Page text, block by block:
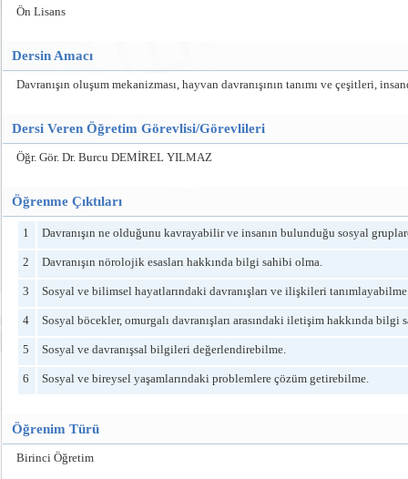
Ön Lisans
Dersin Amacı
Davranışın oluşum mekanizması, hayvan davranışının tanımı ve çeşitleri,
Dersi Veren Öğretim Görevlisi/Görevlileri
Öğr. Gör. Dr. Burcu DEMİREL YILMAZ
Öğrenme Çıktıları
1 Davranışın ne olduğunu kavrayabilir ve insanın bulunduğu sosyal
2 Davranışın nörolojik esasları hakkında bilgi sahibi olma.
3 Sosyal ve bilimsel hayatlarındaki davranışları ve ilişkileri
4 Sosyal böcekler, omurgalı davranışları arasındaki iletişim hakkında bilgi
5 Sosyal ve davranışsal bilgileri değerlendirebilme.
6 Sosyal ve bireysel yaşamlarındaki problemlere çözüm getirebilme.
Öğrenim Türü
Birinci Öğretim